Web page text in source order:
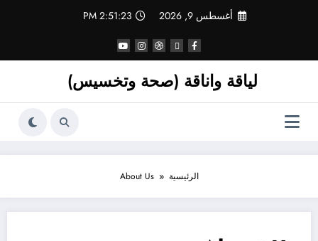
أغسطس 9, 2026 2:51:23 PM
لياقة واناقة (صحة وتخسيس)
الرئيسية About Us